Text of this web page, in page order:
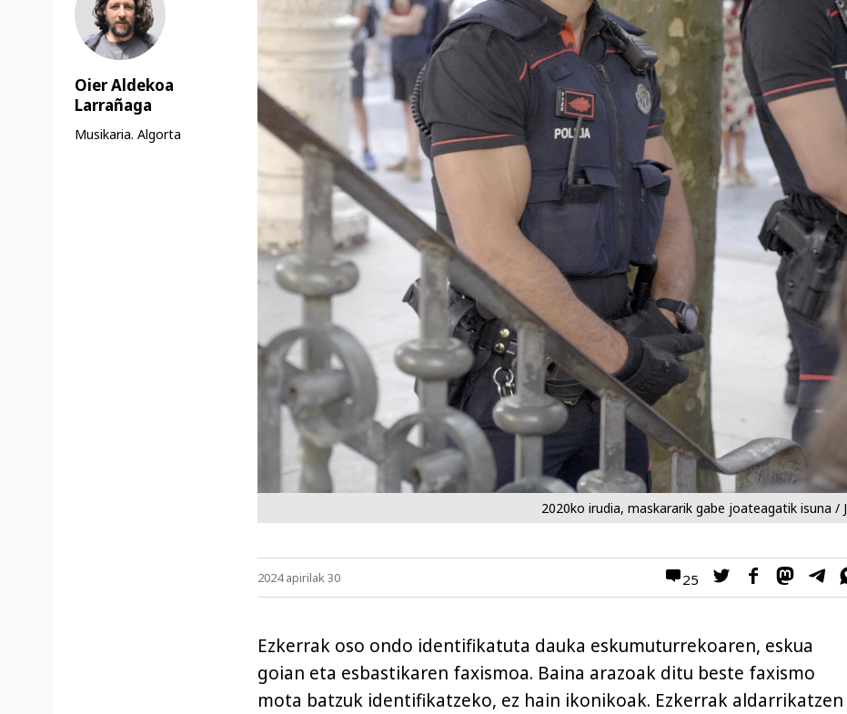
2020ko irudia, maskararik gabe joateagatik isuna / J
25
2024 apirilak 30
Ezkerrak oso ondo identifikatuta dauka eskumuturrekoaren, eskua
goian eta esbastikaren faxismoa. Baina arazoak ditu beste faxismo
mota batzuk identifikatzeko, ez hain ikonikoak. Ezkerrak aldarrikatzen
Oier Aldekoa
Larrañaga
Musikaria. Algorta